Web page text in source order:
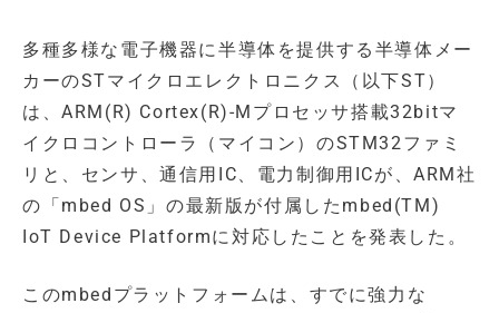
多種多様な電子機器に半導体を提供する半導体メー
カーのSTマイクロエレクトロニクス（以下ST）
は、ARM(R) Cortex(R)-Mプロセッサ搭載32bitマ
イクロコントローラ（マイコン）のSTM32ファミ
リと、センサ、通信用IC、電力制御用ICが、ARM社
の「mbed OS」の最新版が付属したmbed(TM)
IoT Device Platformに対応したことを発表した。
このmbedプラットフォームは、すでに強力な